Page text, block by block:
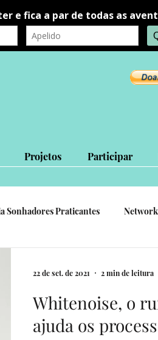
Projetos Participar
Sonhadores Praticantes
Eventos Sua
Whitenoise, o
ajuda os
22 de set. de 2021 2 min de leitura